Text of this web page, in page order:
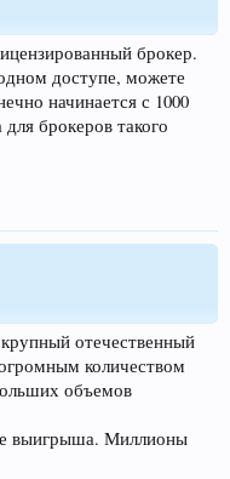
брокер.
доступе, можете
начинается с 1000
брокеров такого
крупный отечественный
количеством
объемов
выигрыша. Миллионы